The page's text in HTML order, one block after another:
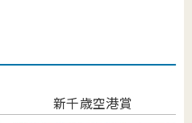
新千歳空港賞